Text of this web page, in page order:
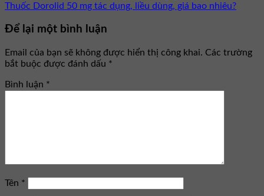
Thuốc Dorolid 50 mg tác dụng, liều dùng, giá bao nhiêu?
Để lại một bình luận
Email của bạn sẽ không được hiển thị công khai. Các trường
bắt buộc được đánh dấu *
Bình luận *
Tên *